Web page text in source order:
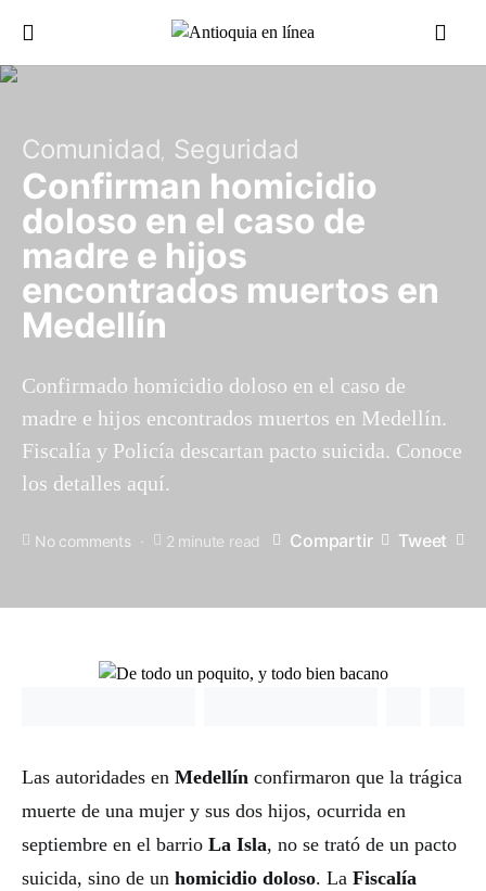
Comunidad Seguridad
Confirman homicidio
doloso en el caso de
madre e hijos
encontrados muertos en
Medellín
Confirmado homicidio doloso en el caso de
madre e hijos encontrados muertos en Medellín.
Fiscalía y Policía descartan pacto suicida. Conoce
los detalles aquí.
No comments 2 minute read Compartir Tweet
Las autoridades en Medellín confirmaron que la trágica
muerte de una mujer y sus dos hijos, ocurrida en
septiembre en el barrio La Isla, no se trató de un pacto
suicida, sino de un homicidio doloso. La Fiscalía